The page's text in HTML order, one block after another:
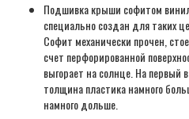
Подшивка крыши софитом
специально создан для таких
Софит механически прочен,
счет перфорированной
выгорает на солнце. На первый
толщина пластика намного
намного дольше.